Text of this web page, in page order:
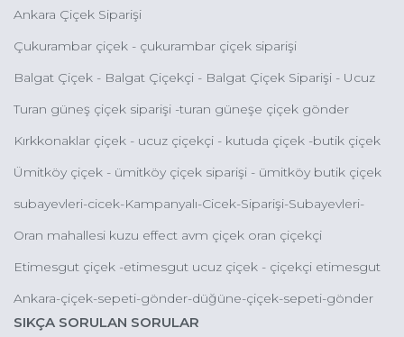
Ankara Çiçek Siparişi
Çukurambar çiçek - çukurambar çiçek siparişi
Balgat Çiçek - Balgat Çiçekçi - Balgat Çiçek Siparişi - Ucuz
Turan güneş çiçek siparişi -turan güneşe çiçek gönder
Kırkkonaklar çiçek - ucuz çiçekçi - kutuda çiçek -butik çiçek
Ümitköy çiçek - ümitköy çiçek siparişi - ümitköy butik çiçek
subayevleri-cicek-Kampanyalı-Cicek-Siparişi-Subayevleri-
Oran mahallesi kuzu effect avm çiçek oran çiçekçi
Etimesgut çiçek -etimesgut ucuz çiçek - çiçekçi etimesgut
Ankara-çiçek-sepeti-gönder-düğüne-çiçek-sepeti-gönder
SIKÇA SORULAN SORULAR